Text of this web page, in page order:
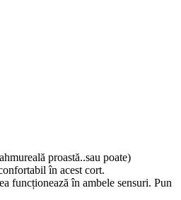
proastă..sau poate)
în acest cort.
funcționează în ambele sensuri. Pun